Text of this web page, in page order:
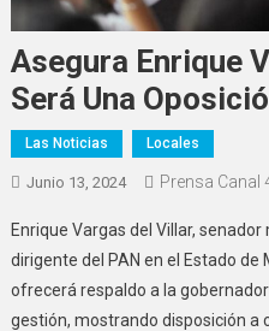
Asegura Enrique
Será Una
Las Noticias Locales
Junio 13, 2024 Prensa Canal
Enrique Vargas del Villar,
dirigente del PAN en el Estado
ofrecerá respaldo a la
gestión, mostrando disposición a